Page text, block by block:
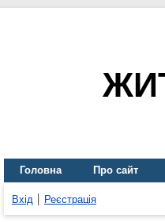
Головна Про сайт
Вхід Реєстрація